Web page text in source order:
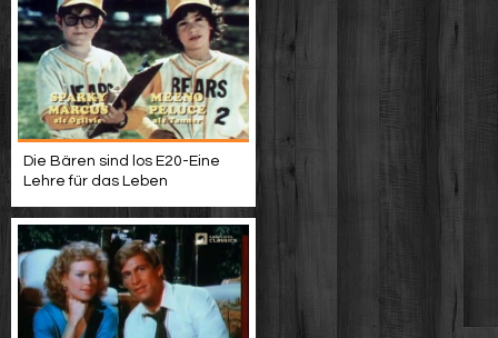
Die Bären sind los E20-Eine
Lehre für das Leben